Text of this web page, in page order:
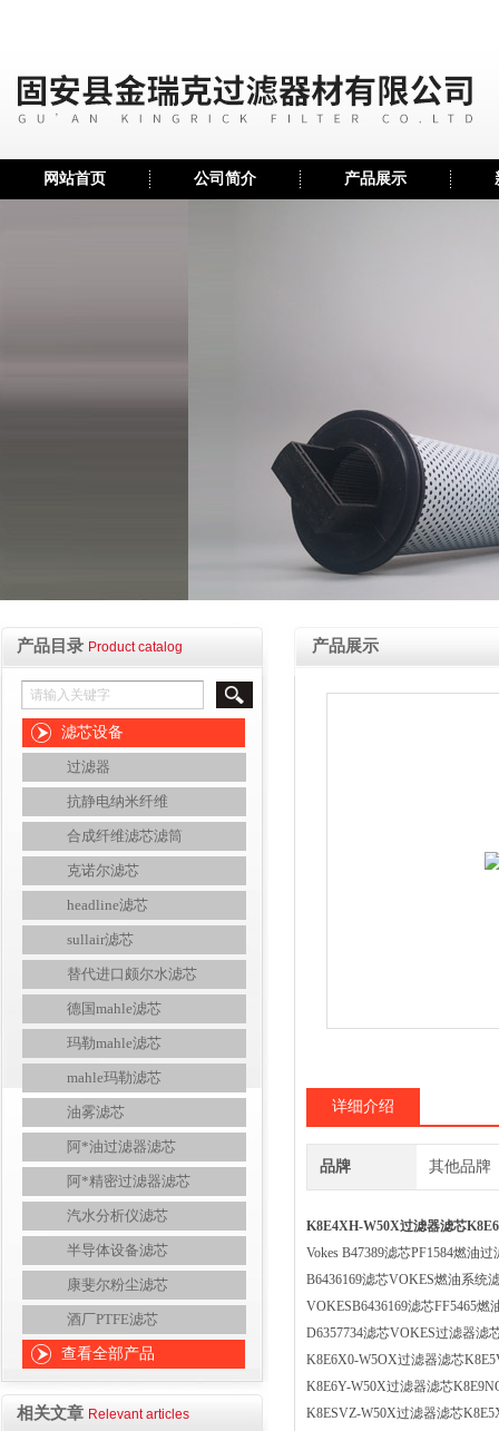
网站首页 公司简介 产品展示
产品目录 Product catalog
滤芯设备
过滤器
抗静电纳米纤维
合成纤维滤芯滤筒
克诺尔滤芯
headline滤芯
sullair滤芯
替代进口颇尔水滤芯
德国mahle滤芯
玛勒mahle滤芯
mahle玛勒滤芯
油雾滤芯
阿*油过滤器滤芯
阿*精密过滤器滤芯
汽水分析仪滤芯
半导体设备滤芯
康斐尔粉尘滤芯
酒厂PTFE滤芯
查看全部产品
相关文章 Relevant articles
产品展示
详细介绍
品牌 其他品牌
K8E4XH-W50X过滤器滤芯
Vokes B47389滤芯PF1584燃油过
B6436169滤芯VOKES燃油系统
VOKESB6436169滤芯FF5465燃
D6357734滤芯VOKES过滤器滤
K8E6X0-W5OX过滤器滤芯
K8E6Y-W50X过滤器滤芯
K8ESVZ-W50X过滤器滤芯